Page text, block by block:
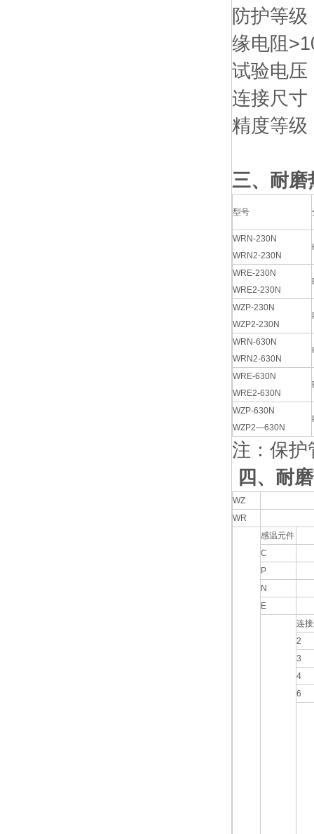
防护等级
缘电阻
试验电压
连接尺寸
精度等级
三、耐磨
型号
WRN-230N
WRN2-230N
WRE-230N
WRE2-230N
WZP-230N
WZP2-230N
WRN-630N
WRN2-630N
WRE-630N
WRE2-630N
WZP-630N
WZP2—630N
注：保护
四、耐
WZ
WR
感温元件
C
P
N
E
连
2
3
4
6